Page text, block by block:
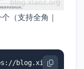
（支持全角｜
blog.xiaoz.org/